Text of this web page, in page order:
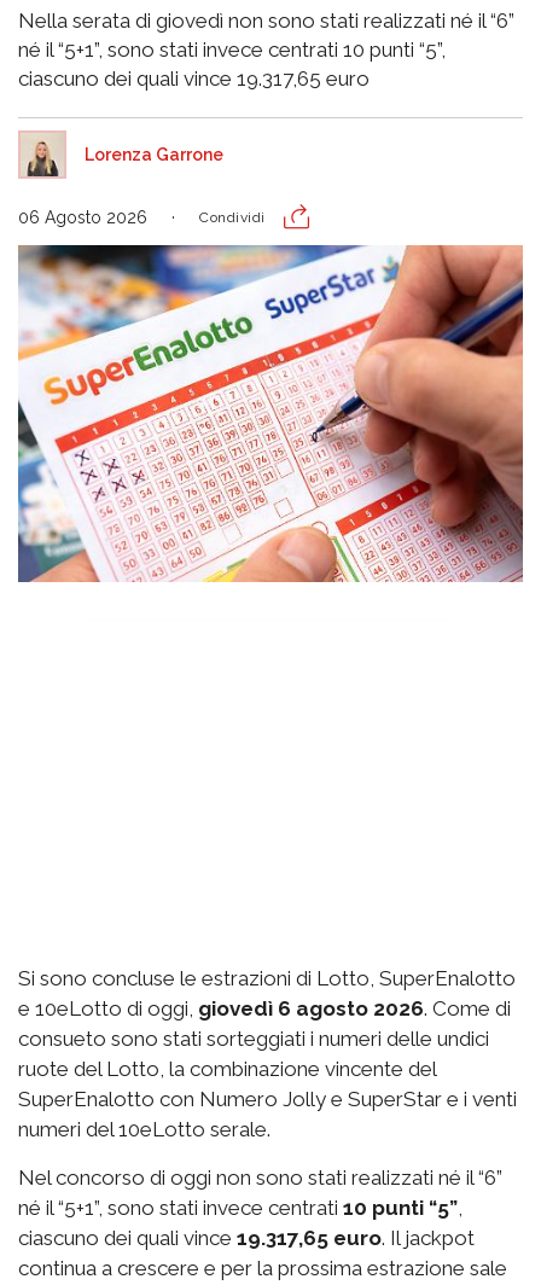
Nella serata di giovedì non sono stati realizzati né il “6”
né il “5+1”, sono stati invece centrati 10 punti “5”,
ciascuno dei quali vince 19.317,65 euro
Lorenza Garrone
06 Agosto 2026 Condividi
Si sono concluse le estrazioni di Lotto, SuperEnalotto
e 10eLotto di oggi, giovedì 6 agosto 2026. Come di
consueto sono stati sorteggiati i numeri delle undici
ruote del Lotto, la combinazione vincente del
SuperEnalotto con Numero Jolly e SuperStar e i venti
numeri del 10eLotto serale.
Nel concorso di oggi non sono stati realizzati né il “6”
né il “5+1”, sono stati invece centrati 10 punti “5”,
ciascuno dei quali vince 19.317,65 euro. Il jackpot
continua a crescere e per la prossima estrazione sale